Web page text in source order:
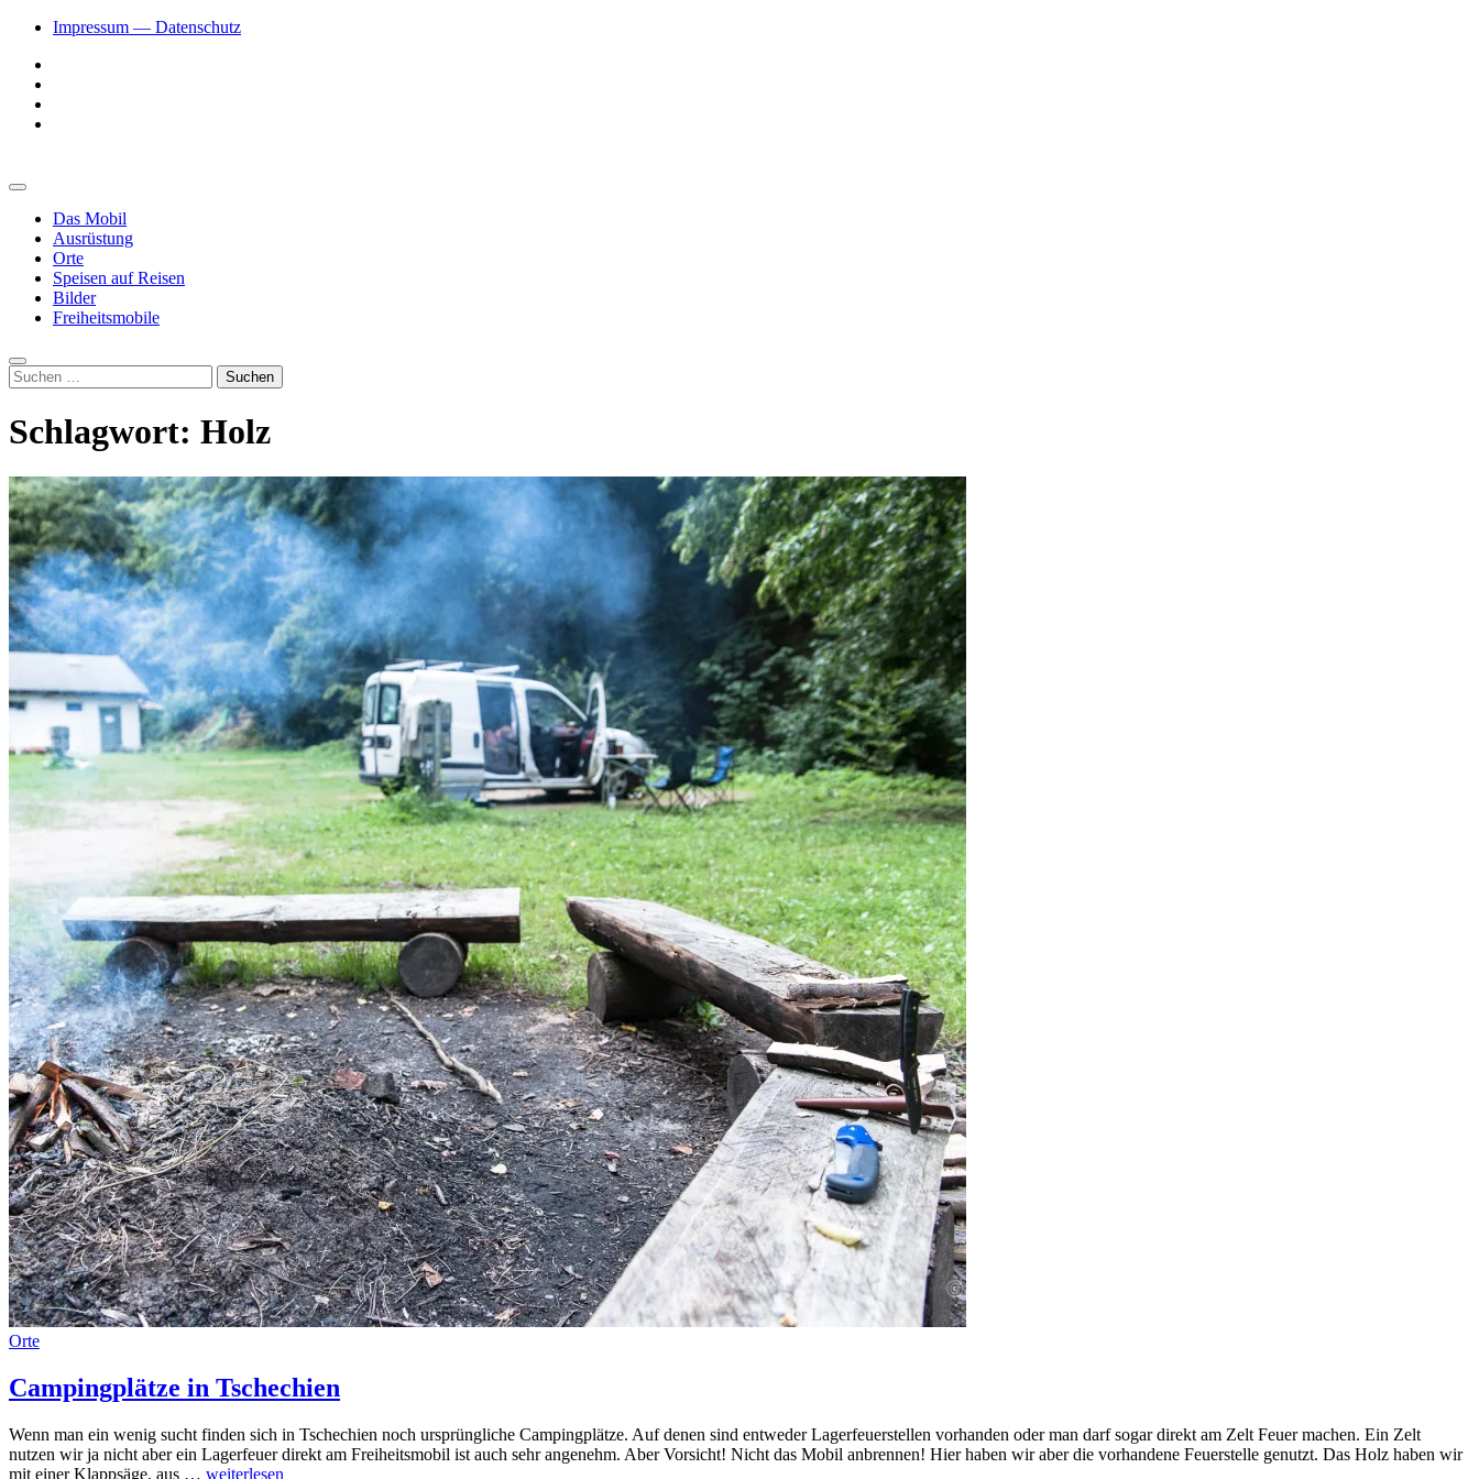
Zum
springen
Impressum — Datenschutz
Freiheitsmobil
Vanlive und Roadtrips
Primäres
Das Mobil
Ausrüstung
Orte
Speisen auf Reisen
Bilder
Freiheitsmobile
Suche
Suchen
nach:
Schlagwort: Holz
Orte
Campingplätze in Tschechien
Wenn man ein wenig sucht finden sich in Tschechien noch ursprüngliche Campingplätze. Auf denen sind entweder Lagerfeuerstellen vorhanden oder man darf sogar direkt am Zelt Feuer machen. Ein Zelt
nutzen wir ja nicht aber ein Lagerfeuer direkt am Freiheitsmobil ist auch sehr angenehm. Aber Vorsicht! Nicht das Mobil anbrennen! Hier haben wir aber die vorhandene Feuerstelle genutzt. Das Holz haben wir
mit einer Klappsäge, aus … Campingplätze
weiterlesen